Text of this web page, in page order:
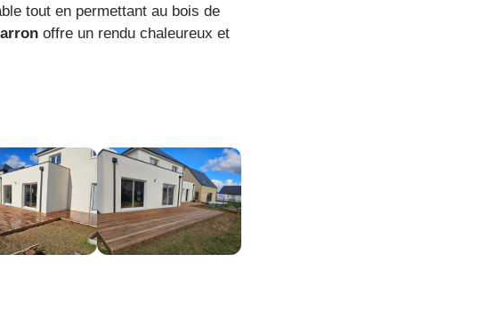
tout en permettant au bois de
offre un rendu chaleureux et